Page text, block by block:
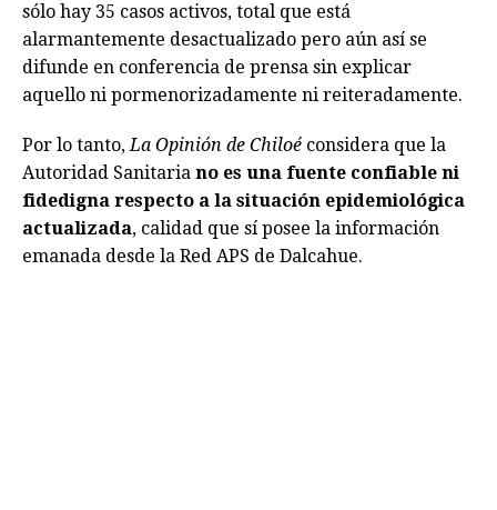
sólo hay 35 casos activos, total que está
alarmantemente desactualizado pero aún así se
difunde en conferencia de prensa sin explicar
aquello ni pormenorizadamente ni reiteradamente.
Por lo tanto,La Opinión de Chiloé considera que la
Autoridad Sanitaria no es una fuente confiable ni
fidedigna respecto a la situación epidemiológica
actualizada, calidad que sí posee la información
emanada desde la Red APS de Dalcahue.